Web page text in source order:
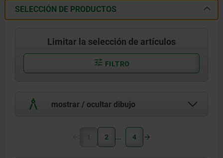
SELECCIÓN DE PRODUCTOS
Limitar la selección de artículos
FILTRO
mostrar / ocultar dibujo
1 2 4